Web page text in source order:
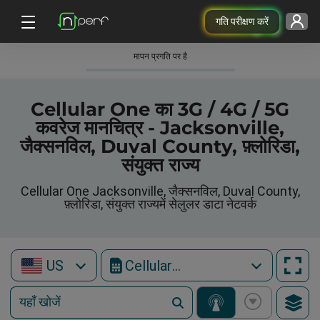
गति परीक्षण करें
मापन प्रगति पर है
Cellular One का 3G / 4G / 5G
कवरेज मानचित्र - Jacksonville,
जैक्सनविल, Duval County, फ़्लोरिडा,
संयुक्त राज्य
Cellular One Jacksonville, जैक्सनविल, Duval County,
फ़्लोरिडा, संयुक्त राज्यमें सेलुलर डाटा नेटवर्क
US Cellular One